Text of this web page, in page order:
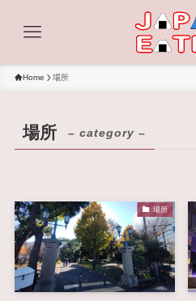
Home 場所
場所 – category –
場所